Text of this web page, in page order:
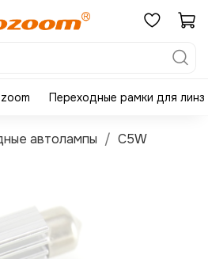
Переходные рамки для линз
автолампы C5W